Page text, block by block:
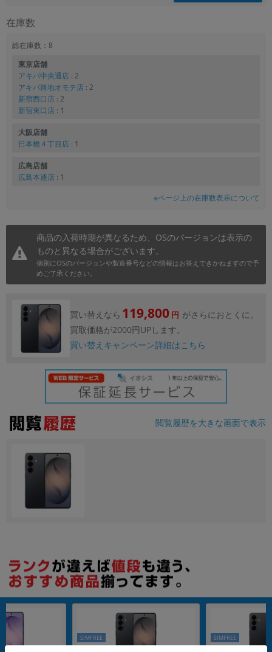
在庫数
総在庫数：8
東京店舗
アキバ中央通店 : 2
アキバ路地オモテ店 : 2
新宿西口店 : 2
新宿東口店 : 1
大阪店舗
日本橋４丁目店 : 1
広島店舗
広島本通店 : 1
※ページ上の在庫数表示について
商品の入荷時期が異なるため、OSのバージョンは表示の
ものと異なる場合がございます。
個別にOSのバージョンや製造番号などの情報はお答えできかねますので予
めご了承ください。
買い替えなら 119,800 円 がさらにおとくに。
買取価格が2000円UPします。
買い替えキャンペーン詳細はこちら
閲覧履歴を大きな画面で表示
SIMFREE SIMFREE